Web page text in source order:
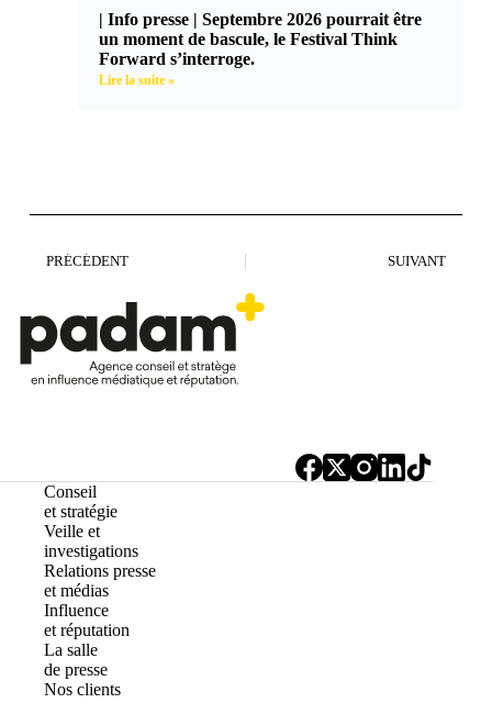
| Info presse | Septembre 2026 pourrait être
un moment de bascule, le Festival Think
Forward s’interroge.
Lire la suite »
PRÉCÉDENT SUIVANT
Conseil
et stratégie
Veille et
investigations
Relations presse
et médias
Influence
et réputation
La salle
de presse
Nos clients